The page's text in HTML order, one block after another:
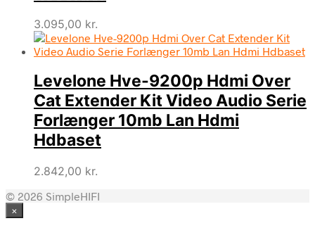
3.095,00 kr.
Levelone Hve-9200p Hdmi Over
Cat Extender Kit Video Audio Serie
Forlænger 10mb Lan Hdmi
Hdbaset
2.842,00 kr.
© 2026 SimpleHIFI
×